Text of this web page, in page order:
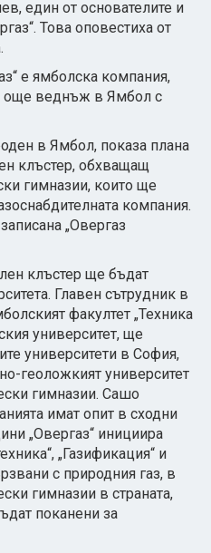
един от основателите и
Това оповестиха от
е ямболска компания,
още веднъж в Ямбол с
в Ямбол, показа плана
клъстер, обхващащ
гимназии, които ще
компания.
„Овергаз
клъстер ще бъдат
Главен сътрудник в
факултет „Техника
университет, ще
университети в София,
геоложкият университет
гимназии. Сашо
имат опит в сходни
„Овергаз“ инициира
„Газификация“ и
с природния газ, в
гимназии в страната,
поканени за